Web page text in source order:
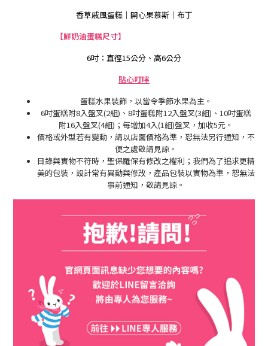
香草戚風蛋糕｜開心果慕斯｜布丁
【鮮奶油蛋糕尺寸】
6吋：直徑15公分、高6公分
貼心叮嚀
蛋糕水果裝飾，以當令季節水果為主。
6吋蛋糕附8入盤叉(2組)、8吋蛋糕附12入盤叉(3組)、10吋蛋糕
附16入盤叉(4組)；每增加4入(1組)盤叉，加收5元。
價格或外型若有變動，請以店面價格為準，恕無法另行通知，不
便之處敬請見諒。
目錄與實物不符時，聖保羅保有修改之權利；我們為了追求更精
美的包裝，設計常有異動與修改，產品包裝以實物為準，恕無法
事前通知，敬請見諒。